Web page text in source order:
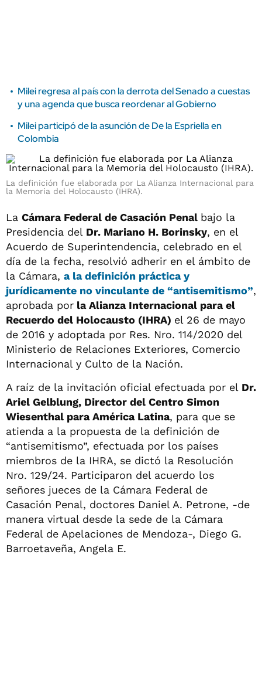
Milei regresa al país con la derrota del Senado a cuestas
y una agenda que busca reordenar al Gobierno
Milei participó de la asunción de De la Espriella en
Colombia
La definición fue elaborada por La Alianza Internacional para
la Memoria del Holocausto (IHRA).
La Cámara Federal de Casación Penal bajo la
Presidencia del Dr. Mariano H. Borinsky, en el
Acuerdo de Superintendencia, celebrado en el
día de la fecha, resolvió adherir en el ámbito de
la Cámara, a la definición práctica y
jurídicamente no vinculante de “antisemitismo”,
aprobada por la Alianza Internacional para el
Recuerdo del Holocausto (IHRA) el 26 de mayo
de 2016 y adoptada por Res. Nro. 114/2020 del
Ministerio de Relaciones Exteriores, Comercio
Internacional y Culto de la Nación.
A raíz de la invitación oficial efectuada por el Dr.
Ariel Gelblung, Director del Centro Simon
Wiesenthal para América Latina, para que se
atienda a la propuesta de la definición de
“antisemitismo”, efectuada por los países
miembros de la IHRA, se dictó la Resolución
Nro. 129/24. Participaron del acuerdo los
señores jueces de la Cámara Federal de
Casación Penal, doctores Daniel A. Petrone, -de
manera virtual desde la sede de la Cámara
Federal de Apelaciones de Mendoza-, Diego G.
Barroetaveña, Angela E.